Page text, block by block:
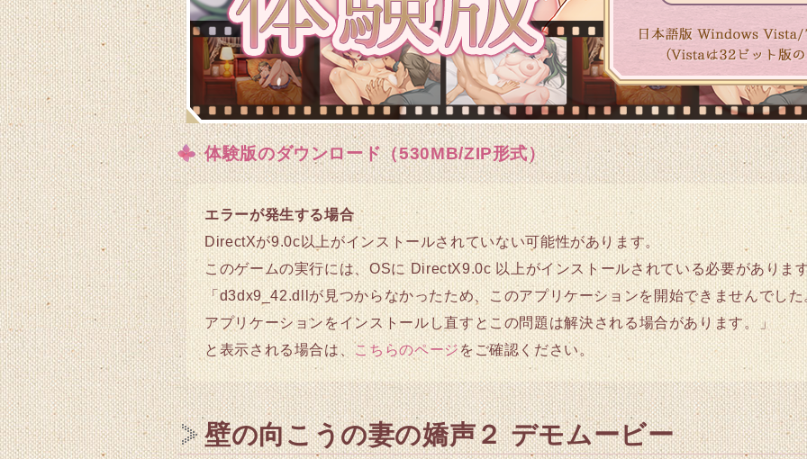
体験版のダウンロード（530MB/ZIP形式）
エラーが発生する場合
DirectXが9.0c以上がインストールされていない可能性があります。
このゲームの実行には、OSに DirectX9.0c 以上がインストールされている必要がありま
「d3dx9_42.dllが見つからなかったため、このアプリケーションを開始できませんでした
アプリケーションをインストールし直すとこの問題は解決される場合があります。」
と表示される場合は、こちらのページをご確認ください。
壁の向こうの妻の嬌声２ デモムービー